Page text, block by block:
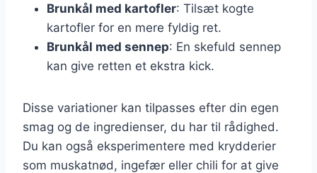
Brunkål med kartofler: Tilsæt kogte
kartofler for en mere fyldig ret.
Brunkål med sennep: En skefuld sennep
kan give retten et ekstra kick.
Disse variationer kan tilpasses efter din egen
smag og de ingredienser, du har til rådighed.
Du kan også eksperimentere med krydderier
som muskatnød, ingefær eller chili for at give